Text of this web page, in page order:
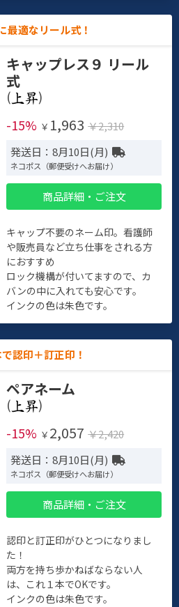
最適なリール式！
キャップレス９ リール
式
(
)
-15% ￥ 1,963 ￥2,310
発送日：8月10日(月)
ネコポス（郵便受けへお届け）
商品詳細・ご注文
キャップ不要のネーム印。看護師
や販売員など立ち仕事をされる方
におすすめ
ロック機構が付いてますので、カ
バンの中に入れても安心です。
インクの色は朱色です。
認印＋訂正印！
ペアネーム
(
)
-15% ￥ 2,057 ￥2,420
発送日：8月10日(月)
ネコポス（郵便受けへお届け）
商品詳細・ご注文
認印と訂正印がひとつになりまし
た！
両方を持ち歩かねばならない人
は、これ１本でOKです。
インクの色は朱色です。